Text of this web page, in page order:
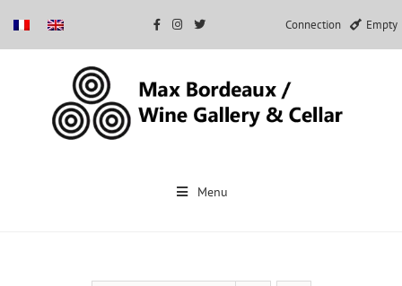
Connection Empty
Menu